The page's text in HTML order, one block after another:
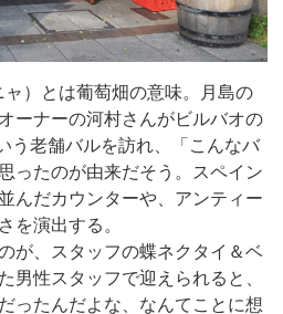
）とは葡萄畑の意味。月島の
ーナーの河村さんがビルバオの
う老舗バルを訪れ、「こんなバ
ったのが由来だそう。スペイン
んだカウンターや、アンティー
を演出する。
が、スタッフの蝶ネクタイ＆ベ
男性スタッフで迎えられると、
ったんだよな、なんてことに想